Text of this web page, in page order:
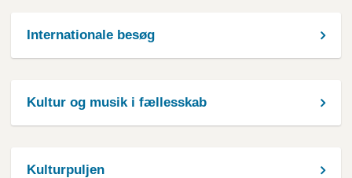
Internationale besøg
Kultur og musik i fællesskab
Kulturpuljen